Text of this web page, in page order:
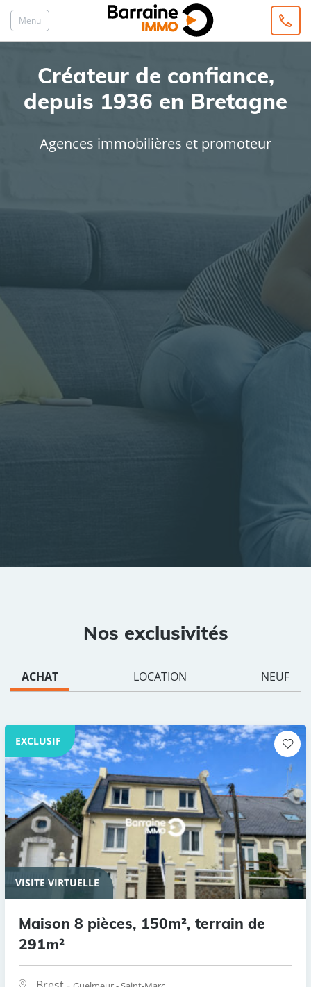
Menu
Créateur de confiance,
depuis 1936 en Bretagne
Agences immobilières et promoteur
Rayon
Nos exclusivités
ACHAT LOCATION NEUF
EXCLUSIF
VISITE VIRTUELLE
Maison 8 pièces, 150m², terrain de
291m²